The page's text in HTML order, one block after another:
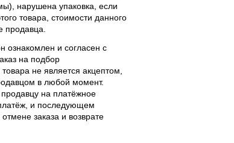
нарушена упаковка, если
товара, стоимости данного
продавца.
ознакомлен и согласен с
на подбор
не является акцептом,
в любой момент.
на платёжное
платёж, и последующем
заказа и возврате